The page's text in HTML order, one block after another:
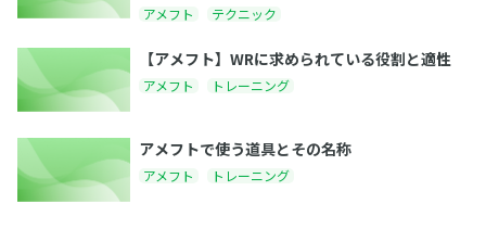
アメフト テクニック
【アメフト】WRに求められている役割と適性
アメフト トレーニング
アメフトで使う道具とその名称
アメフト トレーニング